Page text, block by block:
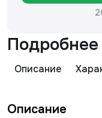
Описание
Описание